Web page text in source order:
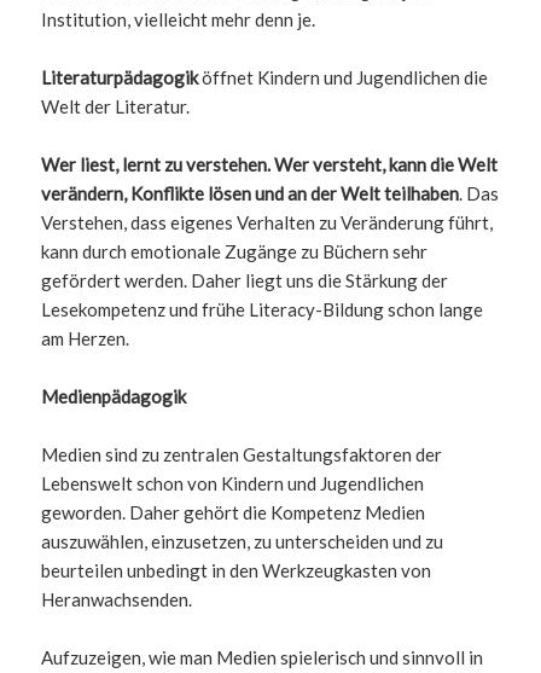
Institution, vielleicht mehr denn je.
Literaturpädagogiköffnet Kindern und Jugendlichen die
Welt der Literatur.
Wer liest, lernt zu verstehen. Wer versteht, kann die Welt
verändern, Konflikte lösen und an der Welt teilhaben. Das
Verstehen, dass eigenes Verhalten zu Veränderung führt,
kann durch emotionale Zugänge zu Büchern sehr
gefördert werden. Daher liegt uns die Stärkung der
Lesekompetenz und frühe Literacy-Bildung schon lange
am Herzen.
Medienpädagogik
Medien sind zu zentralen Gestaltungsfaktoren der
Lebenswelt schon von Kindern und Jugendlichen
geworden. Daher gehört die Kompetenz Medien
auszuwählen, einzusetzen, zu unterscheiden und zu
beurteilen unbedingt in den Werkzeugkasten von
Heranwachsenden.
Aufzuzeigen, wie man Medien spielerisch und sinnvoll in